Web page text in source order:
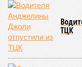
Если в «Сказочном
отчитывался о
конкретными
монолитных
то по «Станции Л»
дольщики не видят.